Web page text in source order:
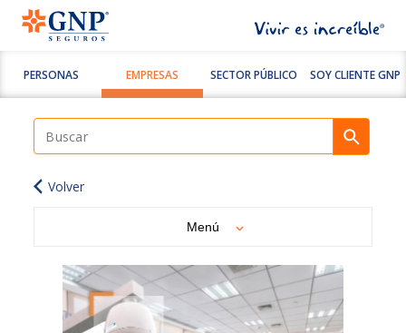
PERSONAS EMPRESAS SECTOR PÚBLICO SOY CLIENTE GNP
Volver
Menú